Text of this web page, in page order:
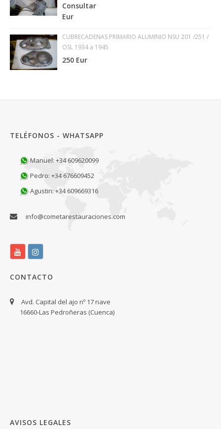
Consultar
Eur
CUBRECADENAS PRIMARIO ALUMINIO NSU 201 /251 /
OSL 1934 a 1945
250 Eur
TELÉFONOS - WHATSAPP
Manuel: +34 609620099
Pedro: +34 676609452
Agustin: +34 609669316
info@cometarestauraciones.com
CONTACTO
Avd. Capital del ajo nº 17 nave
16660-Las Pedroñeras (Cuenca)
AVISOS LEGALES